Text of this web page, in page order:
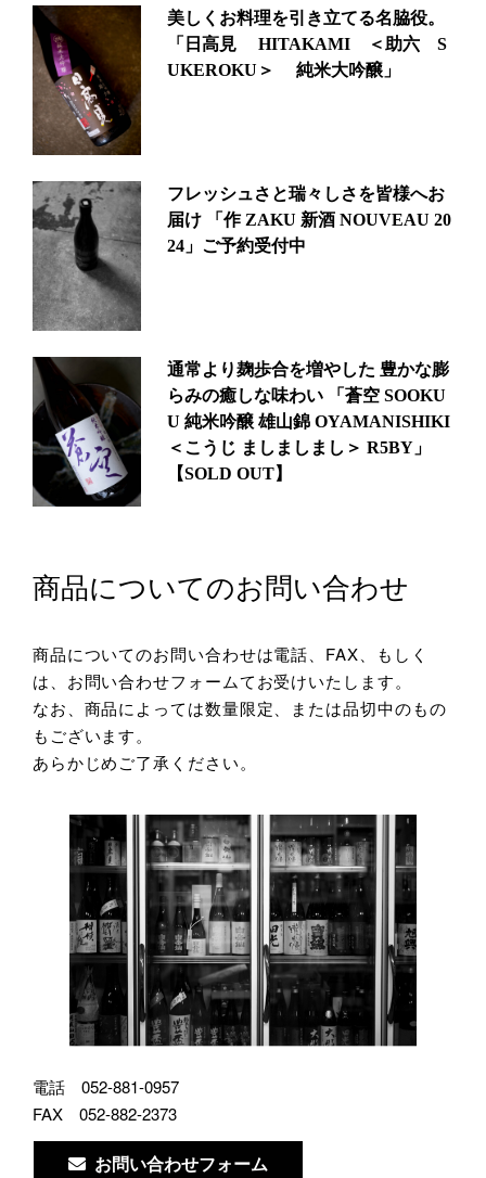
美しくお料理を引き立てる名脇役。
「日高見 HITAKAMI ＜助六 S
UKEROKU＞ 純米大吟醸」
フレッシュさと瑞々しさを皆様へお
届け 「作 ZAKU 新酒 NOUVEAU 20
24」ご予約受付中
通常より麹歩合を増やした 豊かな膨
らみの癒しな味わい 「蒼空 SOOKU
U 純米吟醸 雄山錦 OYAMANISHIKI
＜こうじ ましましまし＞ R5BY」
【SOLD OUT】
商品についてのお問い合わせ
商品についてのお問い合わせは電話、FAX、もしく
は、お問い合わせフォームてお受けいたします。
なお、商品によっては数量限定、または品切中のもの
もございます。
あらかじめご了承ください。
電話
052-881-0957
FAX
052-882-2373
お問い合わせフォーム